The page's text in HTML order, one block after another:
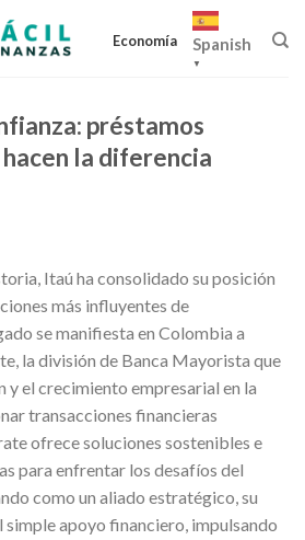
Economía Spanish
▼
préstamos
la diferencia
Itaú ha consolidado su posición
más influyentes de
se manifiesta en Colombia a
la división de Banca Mayorista que
y el crecimiento empresarial en la
transacciones financieras
ofrece soluciones sostenibles e
para enfrentar los desafíos del
como un aliado estratégico, su
simple apoyo financiero, impulsando